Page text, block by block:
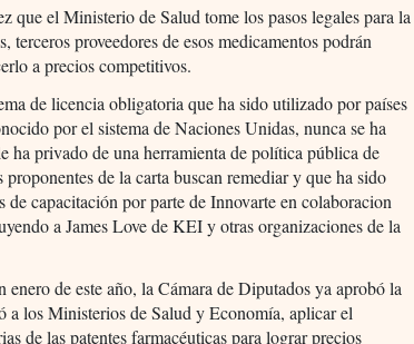
que el Ministerio de Salud tome los pasos legales para la
terceros proveedores de esos medicamentos podrán
a precios competitivos.
de licencia obligatoria que ha sido utilizado por países
por el sistema de Naciones Unidas, nunca se ha
ha privado de una herramienta de política pública de
proponentes de la carta buscan remediar y que ha sido
de capacitación por parte de Innovarte en colaboracion
a James Love de KEI y otras organizaciones de la
enero de este año, la Cámara de Diputados ya aprobó la
a los Ministerios de Salud y Economía, aplicar el
de las patentes farmacéuticas para lograr precios